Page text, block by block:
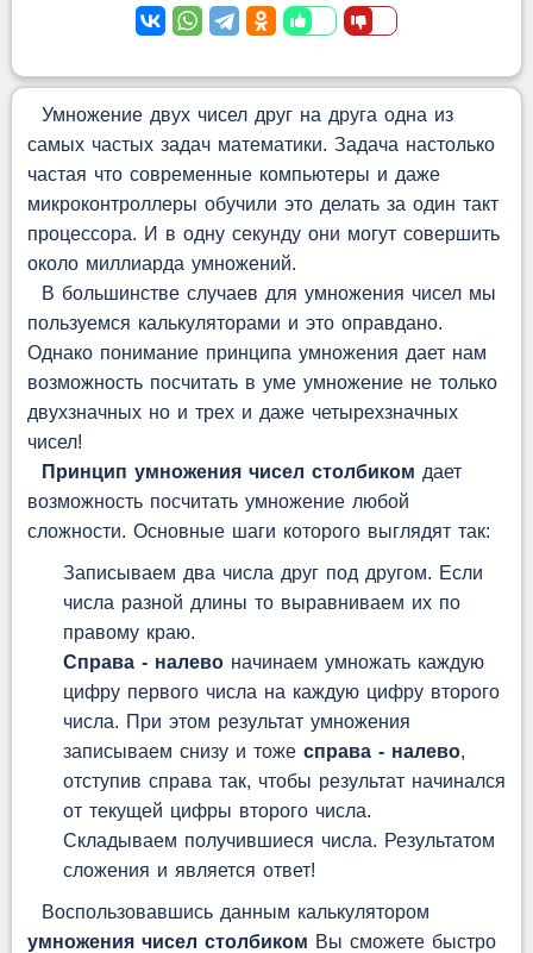
Умножение двух чисел друг на друга одна из
самых частых задач математики. Задача настолько
частая что современные компьютеры и даже
микроконтроллеры обучили это делать за один такт
процессора. И в одну секунду они могут совершить
около миллиарда умножений.
В большинстве случаев для умножения чисел мы
пользуемся калькуляторами и это оправдано.
Однако понимание принципа умножения дает нам
возможность посчитать в уме умножение не только
двухзначных но и трех и даже четырехзначных
чисел!
Принцип умножения чисел столбиком дает
возможность посчитать умножение любой
сложности. Основные шаги которого выглядят так:
Записываем два числа друг под другом. Если
числа разной длины то выравниваем их по
правому краю.
Справа - налевоначинаем умножать каждую
цифру первого числа на каждую цифру второго
числа. При этом результат умножения
записываем снизу и тоже справа - налево,
отступив справа так, чтобы результат начинался
от текущей цифры второго числа.
Складываем получившиеся числа. Результатом
сложения и является ответ!
Воспользовавшись данным калькулятором
умножения чисел столбиком Вы сможете быстро